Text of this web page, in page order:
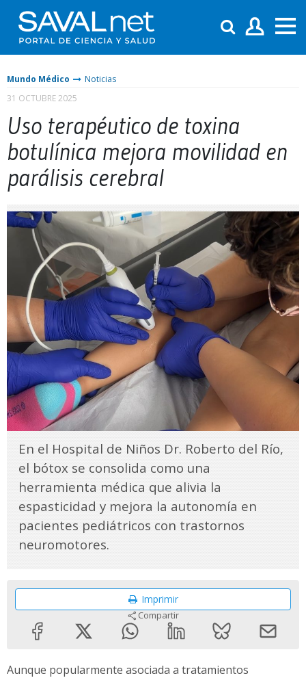
Mundo Médico
Noticias
31 OCTUBRE 2025
Uso terapéutico de toxina
botulínica mejora movilidad en
parálisis cerebral
En el Hospital de Niños Dr. Roberto del Río,
el bótox se consolida como una
herramienta médica que alivia la
espasticidad y mejora la autonomía en
pacientes pediátricos con trastornos
neuromotores.
Imprimir
Compartir
Aunque popularmente asociada a tratamientos